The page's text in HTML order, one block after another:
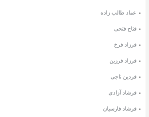
عماد طالب زاده
فتاح فتحی
فرزاد فرخ
فرزاد فرزین
فردین ناجی
فرشاد آزادی
فرشاد فارسیان